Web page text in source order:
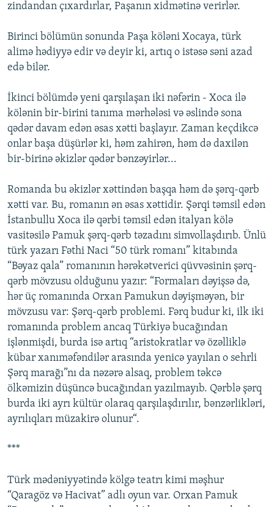
zindandan çıxardırlar, Paşanın xidmətinə verirlər.
Birinci bölümün sonunda Paşa köləni Xocaya, türk
alimə hədiyyə edir və deyir ki, artıq o istəsə səni azad
edə bilər.
İkinci bölümdə yeni qarşılaşan iki nəfərin - Xoca ilə
kölənin bir-birini tanıma mərhələsi və əslində sona
qədər davam edən əsas xətti başlayır. Zaman keçdikcə
onlar başa düşürlər ki, həm zahirən, həm də daxilən
bir-birinə əkizlər qədər bənzəyirlər...
Romanda bu əkizlər xəttindən başqa həm də şərq-qərb
xətti var. Bu, romanın ən əsas xəttidir. Şərqi təmsil edən
İstanbullu Xoca ilə qərbi təmsil edən italyan kölə
vasitəsilə Pamuk şərq-qərb təzadını simvollaşdırıb. Ünlü
türk yazarı Fəthi Naci “50 türk romanı” kitabında
“Bəyaz qala” romanının hərəkətverici qüvvəsinin şərq-
qərb mövzusu olduğunu yazır: “Formaları dəyişsə də,
hər üç romanında Orxan Pamukun dəyişməyən, bir
mövzusu var: Şərq-qərb problemi. Fərq budur ki, ilk iki
romanında problem ancaq Türkiyə bucağından
işlənmişdi, burda isə artıq “aristokratlar və özəlliklə
kübar xanıməfəndilər arasında yenicə yayılan o sehrli
Şərq marağı”nı da nəzərə alsaq, problem təkcə
ölkəmizin düşüncə bucağından yazılmayıb. Qərblə şərq
burda iki ayrı kültür olaraq qarşılaşdırılır, bənzərlikləri,
ayrılıqları müzakirə olunur“.
***
Türk mədəniyyətində kölgə teatrı kimi məşhur
“Qaragöz və Hacivat” adlı oyun var. Orxan Pamuk